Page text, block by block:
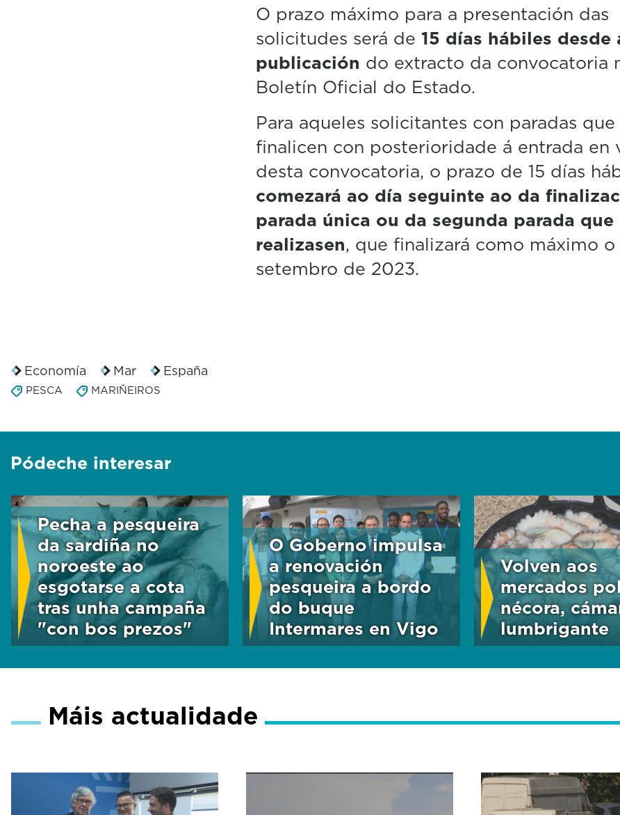
O prazo máximo para a presentación das
solicitudes será de 15 días hábiles desde
publicación do extracto da convocatoria
Boletín Oficial do Estado.
Para aqueles solicitantes con paradas que
finalicen con posterioridade á entrada en
desta convocatoria, o prazo de 15 días
comezará ao día seguinte ao da
parada única ou da segunda parada que
realizasen, que finalizará como máximo
setembro de 2023.
Economía Mar España
PESCA MARIÑEIROS
Pódeche interesar
Pecha a pesqueira
da sardiña no
noroeste ao
esgotarse a cota
tras unha campaña
"con bos prezos"
O Goberno impulsa
a renovación
pesqueira a bordo
do buque
Intermares en Vigo
Volven aos
mercados
nécora,
lumbrigante
Máis actualidade